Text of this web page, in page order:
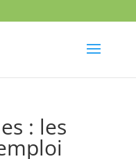
: les